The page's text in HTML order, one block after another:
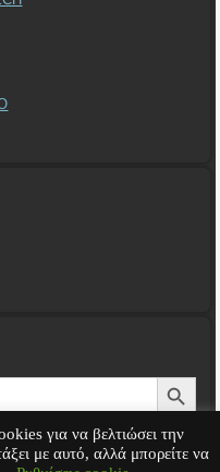
Search Button
για να βελτιώσει την
με αυτό, αλλά μπορείτε να